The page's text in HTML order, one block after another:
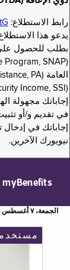
رابط الاستطلاع:
يدعو هذا
بطلب للحصول على
إجاباتك مجهولة
في تقديم و/أو
إجاباتك في
نيويورك الآخرين.
myBenefits
الجمعة، ٧ أغسطس ٢٠٢٦